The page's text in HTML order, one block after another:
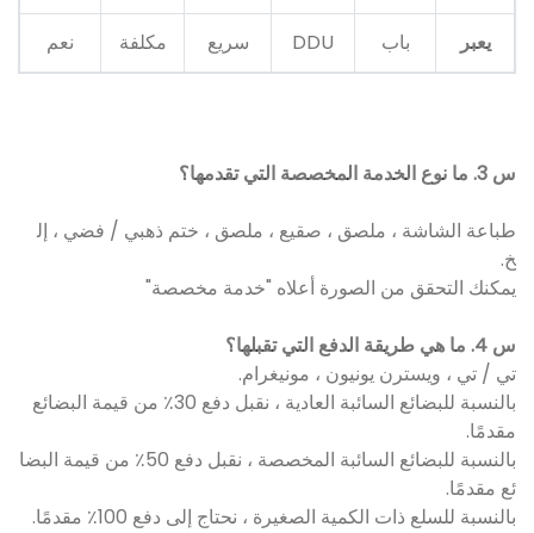
يعبر باب DDU سريع مكلفة نعم
س 3. ما نوع الخدمة المخصصة التي تقدمها؟
طباعة الشاشة ، ملصق ، صقيع ، ملصق ، ختم ذهبي / فضي ، إل
خ.
يمكنك التحقق من الصورة أعلاه "خدمة مخصصة"
س 4. ما هي طريقة الدفع التي تقبلها؟
تي / تي ، ويسترن يونيون ، مونيغرام.
بالنسبة للبضائع السائبة العادية ، نقبل دفع 30٪ من قيمة البضائع
مقدمًا.
بالنسبة للبضائع السائبة المخصصة ، نقبل دفع 50٪ من قيمة البضا
ئع مقدمًا.
بالنسبة للسلع ذات الكمية الصغيرة ، نحتاج إلى دفع 100٪ مقدمًا.